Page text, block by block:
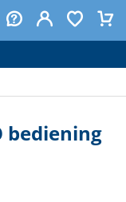
bediening